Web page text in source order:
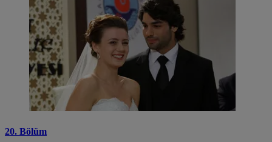
20. Bölüm